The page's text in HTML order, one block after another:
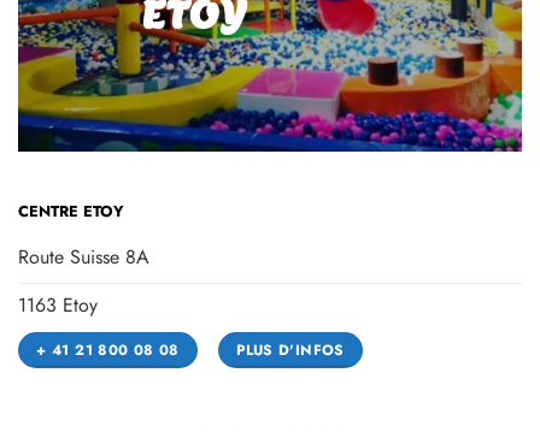
KIDS FUN
PARK
ETOY
CENTRE ETOY
Route Suisse 8A